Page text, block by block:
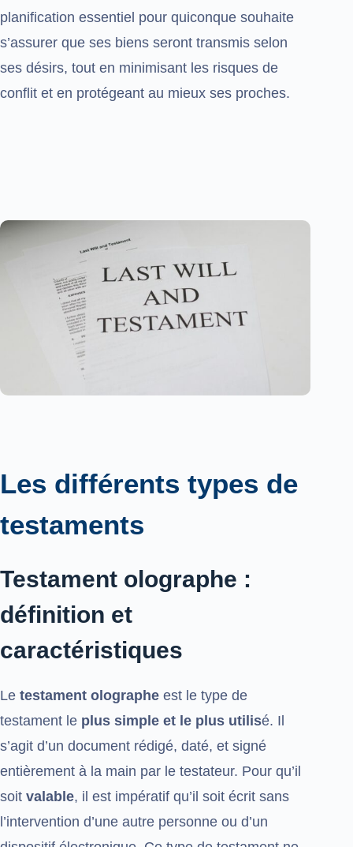
planification essentiel pour quiconque souhaite
s’assurer que ses biens seront transmis selon
ses désirs, tout en minimisant les risques de
conflit et en protégeant au mieux ses proches.
Les différents types de
testaments
Testament olographe :
définition et
caractéristiques
Le testament olographe est le type de
testament le plus simple et le plus utilisé. Il
s’agit d’un document rédigé, daté, et signé
entièrement à la main par le testateur. Pour qu’il
soit valable, il est impératif qu’il soit écrit sans
l’intervention d’une autre personne ou d’un